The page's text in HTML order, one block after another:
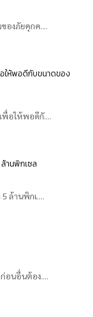
งภัยคุกค....
ให้พอดีกับขนาดของ
พื่อให้พอดีกั....
านพิกเซล
ล้านพิกเ....
ก่อนอื่นต้อง....